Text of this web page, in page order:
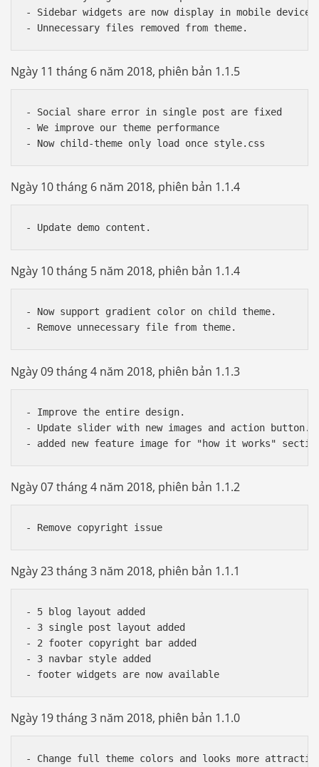
- Sidebar widgets are now display in mobile
Ngày 11 tháng 6 năm 2018, phiên bản 1.1.5
- Social share error in single post are fixed
- We improve our theme performance
Ngày 10 tháng 6 năm 2018, phiên bản 1.1.4
Ngày 10 tháng 5 năm 2018, phiên bản 1.1.4
- Now support gradient color on child theme.
Ngày 09 tháng 4 năm 2018, phiên bản 1.1.3
- Improve the entire design.
- Update slider with new images and action button.
Ngày 07 tháng 4 năm 2018, phiên bản 1.1.2
Ngày 23 tháng 3 năm 2018, phiên bản 1.1.1
- 5 blog layout added
- 3 single post layout added
- 2 footer copyright bar added
- 3 navbar style added
Ngày 19 tháng 3 năm 2018, phiên bản 1.1.0
Báo giá & Đặt hàng: